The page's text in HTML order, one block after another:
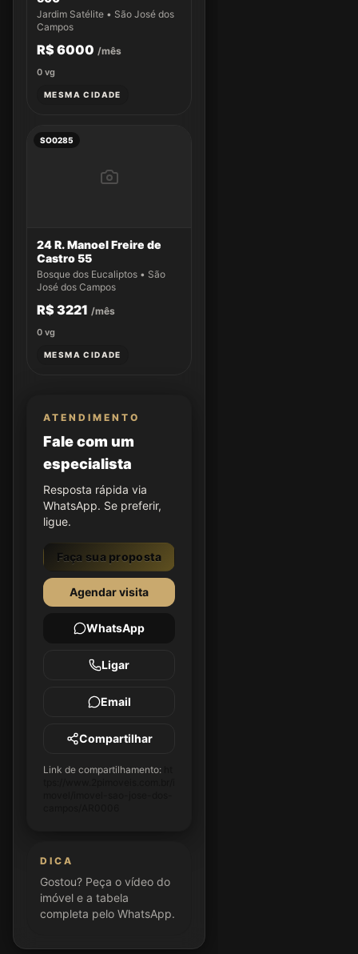
Jardim Satélite • São José dos
Campos
R$ 6000 /mês
0 vg
MESMA CIDADE
SO0285
24 R. Manoel Freire de
Castro 55
Bosque dos Eucaliptos • São
José dos Campos
R$ 3221 /mês
0 vg
MESMA CIDADE
ATENDIMENTO
Fale com um
especialista
Resposta rápida via
WhatsApp. Se preferir,
ligue.
Faça sua proposta
Agendar visita
WhatsApp
Ligar
Email
Compartilhar
Link de compartilhamento:
DICA
Gostou? Peça o vídeo do
imóvel e a tabela
completa pelo WhatsApp.